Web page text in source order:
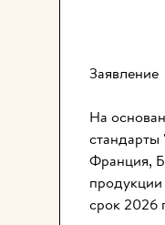
Заявление
На
Франция,
срок 2026